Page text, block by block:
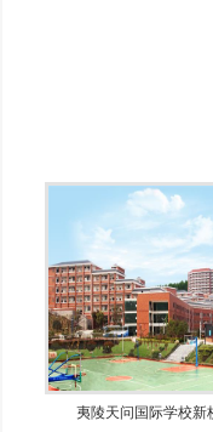
夷陵天问国际学校